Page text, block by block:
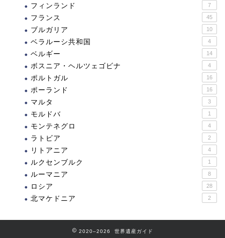
フィンランド 7
フランス 45
ブルガリア 10
ベラルーシ共和国 4
ベルギー 14
ボスニア・ヘルツェゴビナ 4
ポルトガル 16
ポーランド 16
マルタ 3
モルドバ 1
モンテネグロ 4
ラトビア 2
リトアニア 4
ルクセンブルク 1
ルーマニア 8
ロシア 28
北マケドニア 2
2020–2026 世界遺産ガイド